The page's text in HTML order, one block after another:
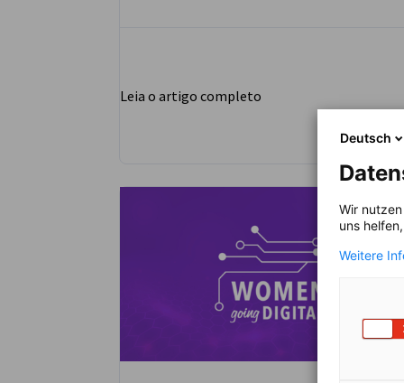
Leia o artigo completo
Deutsch
Wir
uns
Weitere